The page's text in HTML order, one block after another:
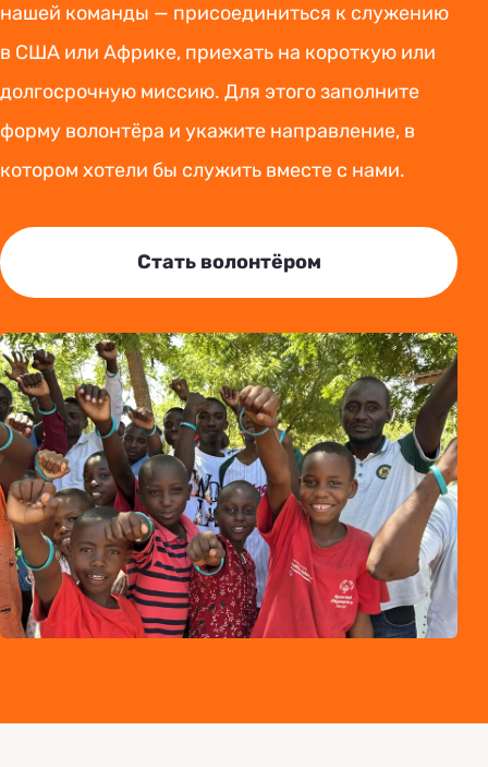
нашей команды — присоединиться к служению
в США или Африке, приехать на короткую или
долгосрочную миссию. Для этого заполните
форму волонтёра и укажите направление, в
котором хотели бы служить вместе с нами.
Стать волонтёром